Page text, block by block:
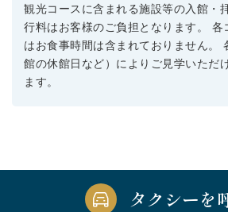
観光コースに含まれる施設等の入館・
行料はお客様のご負担となります。 各
はお食事時間は含まれておりません。
館の休館日など）によりご見学いただ
ます。
タクシーを